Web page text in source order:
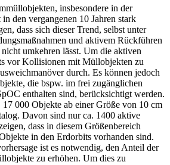
insbesondere in der
den vergangenen 10 Jahren stark
dass sich dieser Trend, selbst unter
und aktivem Rückführen
umkehren lässt. Um die aktiven
vor Kollisionen mit Müllobjekten zu
durch. Es können jedoch
die bspw. im frei zugänglichen
enthalten sind, berücksichtigt werden.
000 Objekte ab einer Größe von 10 cm
Davon sind nur ca. 1400 aktive
dass in diesem Größenbereich
in den Erdorbits vorhanden sind.
ist es notwendig, den Anteil der
zu erhöhen. Um dies zu